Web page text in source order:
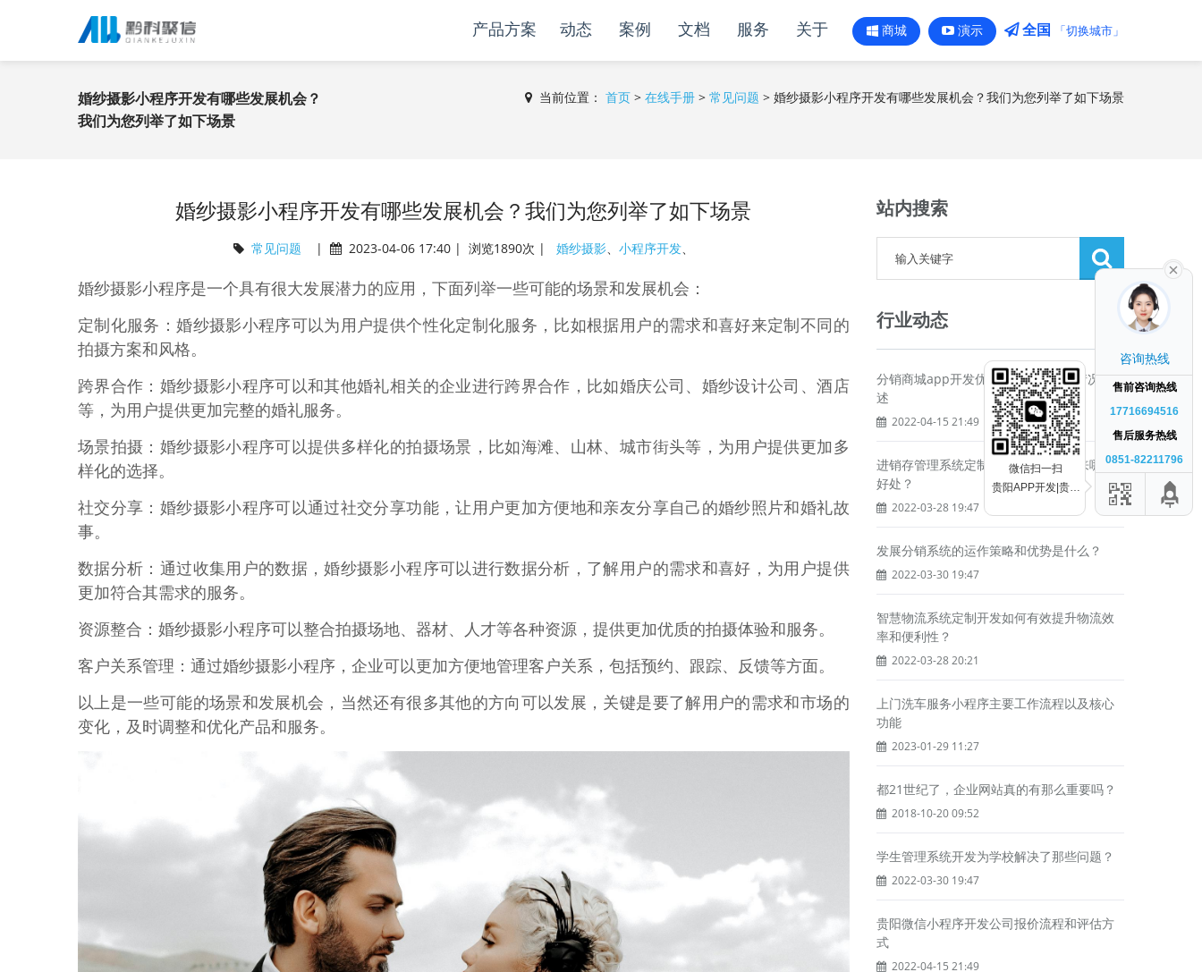
产品方案 动态 案例 文档 服务 关于 商城 演示 全国 「切换城市」
婚纱摄影小程序开发有哪些发展机会？
我们为您列举了如下场景
当前位置： 首页 > 在线手册 > 常见问题 > 婚纱摄影小程序开发有哪些发展机会？我们为您列举了如下场景
婚纱摄影小程序开发有哪些发展机会？我们为您列举了如下场景
常见问题 | 2023-04-06 17:40 | 浏览1890次 | 婚纱摄影、 小程序开发、
婚纱摄影小程序是一个具有很大发展潜力的应用，下面列举一些可能的场景和发展机会：
定制化服务：婚纱摄影小程序可以为用户提供个性化定制化服务，比如根据用户的需求和喜好来定制不同的
拍摄方案和风格。
跨界合作：婚纱摄影小程序可以和其他婚礼相关的企业进行跨界合作，比如婚庆公司、婚纱设计公司、酒店
等，为用户提供更加完整的婚礼服务。
场景拍摄：婚纱摄影小程序可以提供多样化的拍摄场景，比如海滩、山林、城市街头等，为用户提供更加多
样化的选择。
社交分享：婚纱摄影小程序可以通过社交分享功能，让用户更加方便地和亲友分享自己的婚纱照片和婚礼故
事。
数据分析：通过收集用户的数据，婚纱摄影小程序可以进行数据分析，了解用户的需求和喜好，为用户提供
更加符合其需求的服务。
资源整合：婚纱摄影小程序可以整合拍摄场地、器材、人才等各种资源，提供更加优质的拍摄体验和服务。
客户关系管理：通过婚纱摄影小程序，企业可以更加方便地管理客户关系，包括预约、跟踪、反馈等方面。
以上是一些可能的场景和发展机会，当然还有很多其他的方向可以发展，关键是要了解用户的需求和市场的
变化，及时调整和优化产品和服务。
站内搜索
行业动态
分销商城app开发优势以及开发费用情况概
述
2022-04-15 21:49
进销存管理系统定制开发能为企业带来哪些
好处？
2022-03-28 19:47
发展分销系统的运作策略和优势是什么？
2022-03-30 19:47
智慧物流系统定制开发如何有效提升物流效
率和便利性？
2022-03-28 20:21
上门洗车服务小程序主要工作流程以及核心
功能
2023-01-29 11:27
都21世纪了，企业网站真的有那么重要吗？
2018-10-20 09:52
学生管理系统开发为学校解决了那些问题？
2022-03-30 19:47
贵阳微信小程序开发公司报价流程和评估方
式
2022-04-15 21:49
咨询热线
售前咨询热线
17716694516
售后服务热线
0851-82211796
微信扫一扫
贵阳APP开发|贵阳
司|贵州黔科聚信科